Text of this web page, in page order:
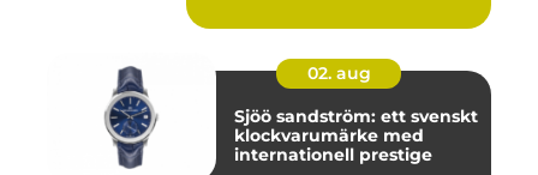
02. aug
Sjöö sandström: ett svenskt
klockvarumärke med
internationell prestige